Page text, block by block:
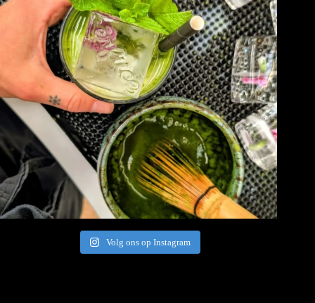
Volg ons op Instagram